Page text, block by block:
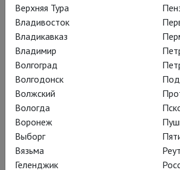
Верхняя Тура
Владивосток
Владикавказ
Владимир
Волгоград
Волгодонск
Волжский
Вологда
Воронеж
Выборг
Вязьма
Геленджик